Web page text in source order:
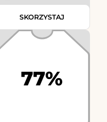
SKORZYSTAJ
77%